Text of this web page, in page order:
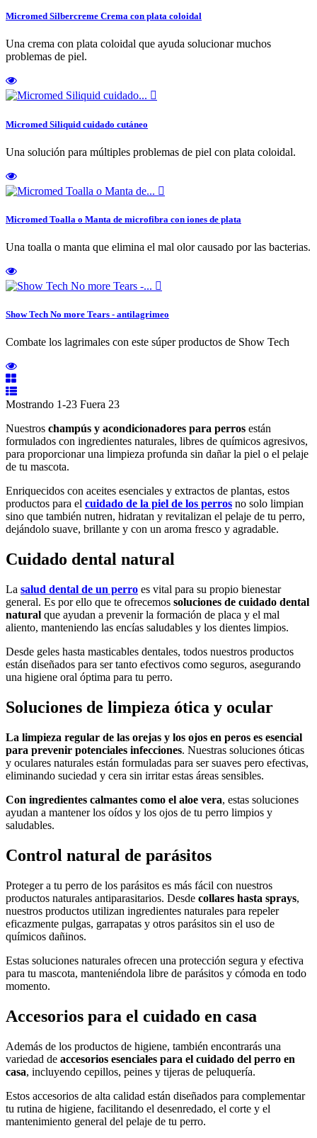
Micromed Silbercreme Crema con plata coloidal
Una crema con plata coloidal que ayuda solucionar muchos
problemas de piel.

Micromed Siliquid cuidado cutáneo
Una solución para múltiples problemas de piel con plata coloidal.

Micromed Toalla o Manta de microfibra con iones de plata
Una toalla o manta que elimina el mal olor causado por las bacterias.

Show Tech No more Tears - antilagrimeo
Combate los lagrimales con este súper productos de Show Tech
Mostrando 1-23 Fuera 23
Nuestros champús y acondicionadores para perros están
formulados con ingredientes naturales, libres de químicos agresivos,
para proporcionar una limpieza profunda sin dañar la piel o el pelaje
de tu mascota.
Enriquecidos con aceites esenciales y extractos de plantas, estos
productos para el cuidado de la piel de los perros no solo limpian
sino que también nutren, hidratan y revitalizan el pelaje de tu perro,
dejándolo suave, brillante y con un aroma fresco y agradable.
Cuidado dental natural
La salud dental de un perro es vital para su propio bienestar
general. Es por ello que te ofrecemos soluciones de cuidado dental
natural que ayudan a prevenir la formación de placa y el mal
aliento, manteniendo las encías saludables y los dientes limpios.
Desde geles hasta masticables dentales, todos nuestros productos
están diseñados para ser tanto efectivos como seguros, asegurando
una higiene oral óptima para tu perro.
Soluciones de limpieza ótica y ocular
La limpieza regular de las orejas y los ojos en peros es esencial
para prevenir potenciales infecciones. Nuestras soluciones óticas
y oculares naturales están formuladas para ser suaves pero efectivas,
eliminando suciedad y cera sin irritar estas áreas sensibles.
Con ingredientes calmantes como el aloe vera, estas soluciones
ayudan a mantener los oídos y los ojos de tu perro limpios y
saludables.
Control natural de parásitos
Proteger a tu perro de los parásitos es más fácil con nuestros
productos naturales antiparasitarios. Desde collares hasta sprays,
nuestros productos utilizan ingredientes naturales para repeler
eficazmente pulgas, garrapatas y otros parásitos sin el uso de
químicos dañinos.
Estas soluciones naturales ofrecen una protección segura y efectiva
para tu mascota, manteniéndola libre de parásitos y cómoda en todo
momento.
Accesorios para el cuidado en casa
Además de los productos de higiene, también encontrarás una
variedad de accesorios esenciales para el cuidado del perro en
casa, incluyendo cepillos, peines y tijeras de peluquería.
Estos accesorios de alta calidad están diseñados para complementar
tu rutina de higiene, facilitando el desenredado, el corte y el
mantenimiento general del pelaje de tu perro.